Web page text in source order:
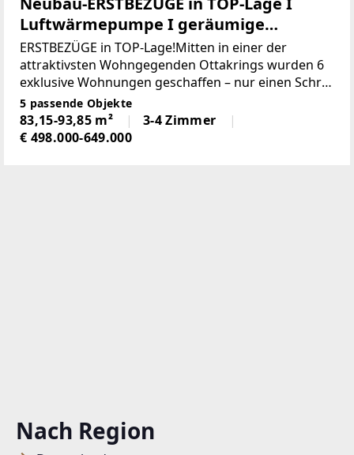
Nach Region
Luftwärmepumpe I geräumige
Grundrisse I ruhige Freiflächen I voll
ausgestattete Küchen
ERSTBEZÜGE in TOP-Lage!Mitten in einer der
attraktivsten Wohngegenden Ottakrings wurden 6
exklusive Wohnungen geschaffen – nur einen Schritt
vor die Tür und alles, was das Herz begehrt, ist
griffbereit! Von durchdachten Grundrissen
5 passende Objekte
83,15-93,85 m²
3-4 Zimmer
€ 498.000-649.000